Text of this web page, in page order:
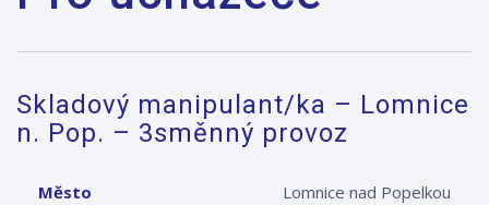
Skladový manipulant/ka – Lomnice
n. Pop. – 3směnný provoz
Město
Lomnice nad Popelkou